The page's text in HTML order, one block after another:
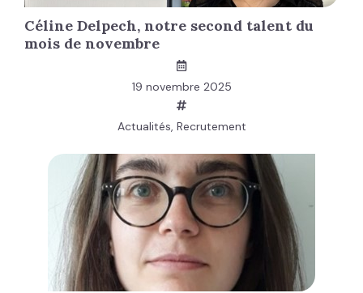
Céline Delpech, notre second talent du
mois de novembre
19 novembre 2025
Actualités, Recrutement